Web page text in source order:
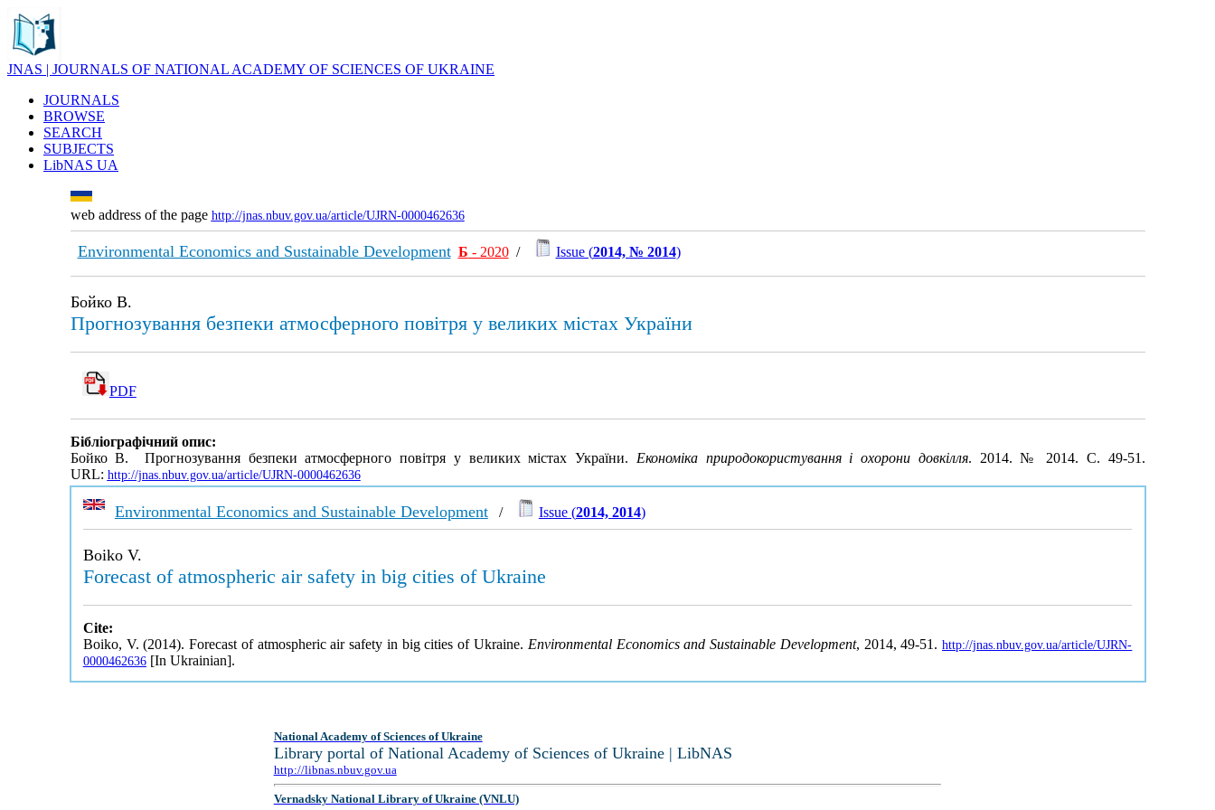
JNAS | JOURNALS OF NATIONAL ACADEMY OF SCIENCES OF UKRAINE
JOURNALS
BROWSE
SEARCH
SUBJECTS
LibNAS UA
web address of the page http://jnas.nbuv.gov.ua/article/UJRN-0000462636
Environmental Economics and Sustainable Development Б - 2020/ Issue (2014, № 2014)
Бойко В.
Прогнозування безпеки атмосферного повітря у великих містах України
PDF
Бібліографічний опис:
Бойко В. Прогнозування безпеки атмосферного повітря у великих містах України. Економіка природокористування і охорони довкілля. 2014. № 2014. С. 49-51.
URL: http://jnas.nbuv.gov.ua/article/UJRN-0000462636
Environmental Economics and Sustainable Development/ Issue (2014, 2014)
Boiko V.
Forecast of atmospheric air safety in big cities of Ukraine
Cite:
Boiko, V. (2014). Forecast of atmospheric air safety in big cities of Ukraine. Environmental Economics and Sustainable Development, 2014, 49-51.http://jnas.nbuv.gov.ua/article/UJRN-
0000462636[In Ukrainian].
National Academy of Sciences of Ukraine
Library portal of National Academy of Sciences of Ukraine | LibNAS
http://libnas.nbuv.gov.ua
Vernadsky National Library of Ukraine (VNLU)